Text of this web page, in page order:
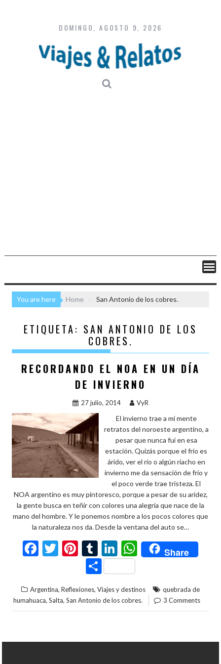
content
DOMINGO, AGOSTO 9, 2026
You are here Home San Antonio de los cobres.
ETIQUETA: SAN ANTONIO DE LOS
COBRES.
RECORDANDO EL NOA EN UN DÍA
DE INVIERNO
27 julio, 2014 VyR
El invierno trae a mi mente
retratos del noroeste argentino, a
pesar que nunca fui en esa
estación. Quizás porque el frío es
árido, ver el río o algún riacho en
invierno me da sensación de frío y
el poco verde trae tristeza. El
NOA argentino es muy pintoresco, porque a pesar de su aridez,
la gente busca en teñir con colores una alegría que nace de la
mano del hombre. Y le ponemos nombre a los pocos colores que
la naturaleza nos da. Desde la ventana del auto se…
F
b
o
k
T
er
Pi
nt
er
es
t
T
u
m
bl
r
Li
n
ke
dI
n
W
h
s
A
p
Share
C
m
p
ti
Argentina, Reflexiones, Viajes y destinos
quebrada de
humahuaca, Salta, San Antonio de los cobres. 3 Comments